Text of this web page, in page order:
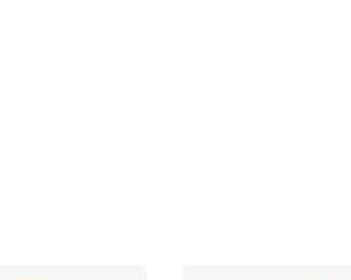
kullanarak tarafımıza iletebilirsiniz.